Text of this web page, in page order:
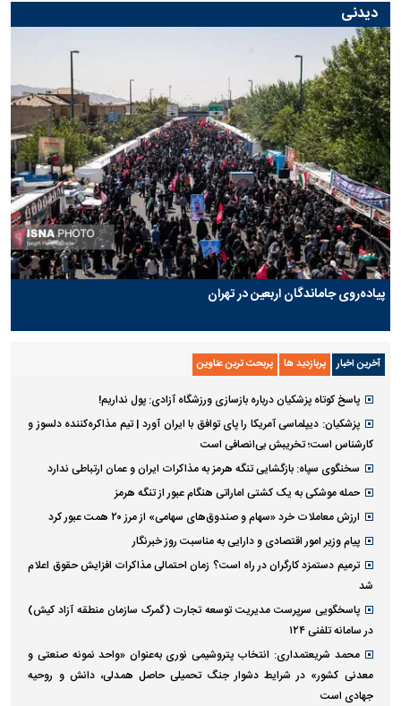
دیدنی
پیاده‌روی جاماندگان اربعین در تهران
آخرین اخبار پربازدید ها پربحث ترین عناوین
پاسخ کوتاه پزشکیان درباره بازسازی ورزشگاه آزادی: پول نداریم!
پزشکیان: دیپلماسی آمریکا را پای توافق با ایران آورد | تیم مذاکره‌کننده دلسوز و
کارشناس است؛ تخریبش بی‌انصافی است
سخنگوی سپاه: بازگشایی تنگه هرمز به مذاکرات ایران و عمان ارتباطی ندارد
حمله موشکی به یک کشتی اماراتی هنگام عبور از تنگه هرمز
ارزش معاملات خرد «سهام و صندوق‌های سهامی» از مرز ۲۰ همت عبور کرد
پیام وزیر امور اقتصادی و دارایی به مناسبت روز خبرنگار
ترمیم دستمزد کارگران در راه است؟ زمان احتمالی مذاکرات افزایش حقوق اعلام
شد
پاسخگویی سرپرست مدیریت توسعه تجارت (گمرک سازمان منطقه آزاد کیش)
در سامانه تلفنی ۱۲۴
محمد شریعتمداری: انتخاب پتروشیمی نوری به‌عنوان «واحد نمونه صنعتی و
معدنی کشور» در شرایط دشوار جنگ تحمیلی حاصل همدلی، دانش و روحیه
جهادی است